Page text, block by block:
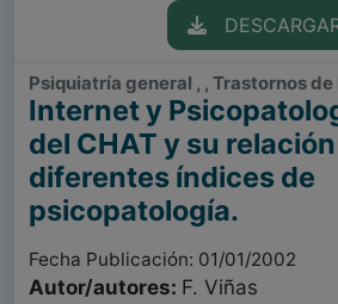
Psiquiatría general , , Trastornos
Internet y
del CHAT y su
diferentes índices de
psicopatología.
Fecha Publicación: 01/01/2002
Autor/autores: F. Viñas